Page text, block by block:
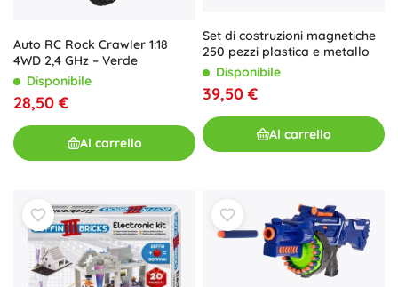
Auto RC Rock Crawler 1:18
4WD 2,4 GHz – Verde
Disponibile
28,50 €
Al carrello
Set di costruzioni magnetiche
250 pezzi plastica e metallo
Disponibile
39,50 €
Al carrello